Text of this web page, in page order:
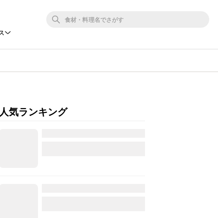
人気ランキング